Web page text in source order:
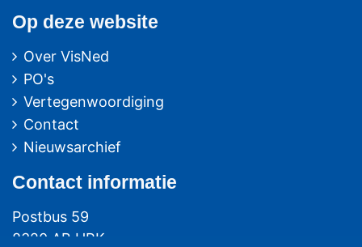
Op deze website
Over VisNed
PO's
Vertegenwoordiging
Contact
Nieuwsarchief
Contact informatie
Postbus 59
8320 AB URK